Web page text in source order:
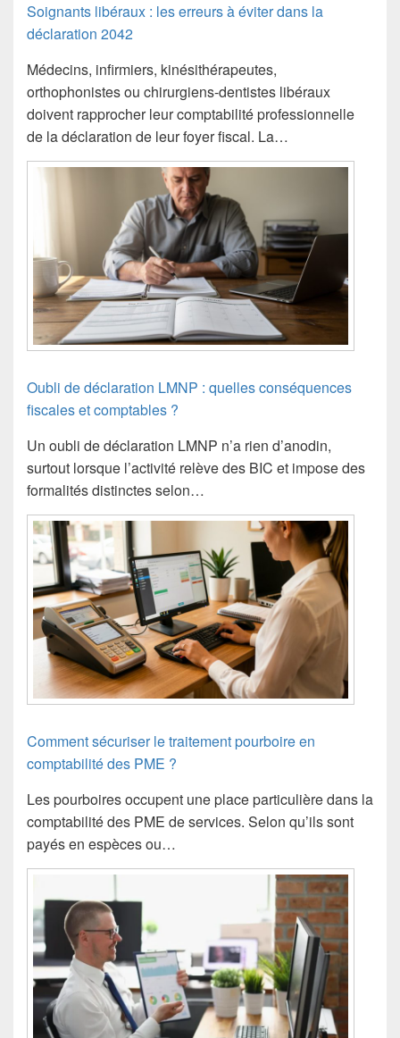
Soignants libéraux : les erreurs à éviter dans la
déclaration 2042
Médecins, infirmiers, kinésithérapeutes,
orthophonistes ou chirurgiens-dentistes libéraux
doivent rapprocher leur comptabilité professionnelle
de la déclaration de leur foyer fiscal. La…
Oubli de déclaration LMNP : quelles conséquences
fiscales et comptables ?
Un oubli de déclaration LMNP n’a rien d’anodin,
surtout lorsque l’activité relève des BIC et impose des
formalités distinctes selon…
Comment sécuriser le traitement pourboire en
comptabilité des PME ?
Les pourboires occupent une place particulière dans la
comptabilité des PME de services. Selon qu’ils sont
payés en espèces ou…